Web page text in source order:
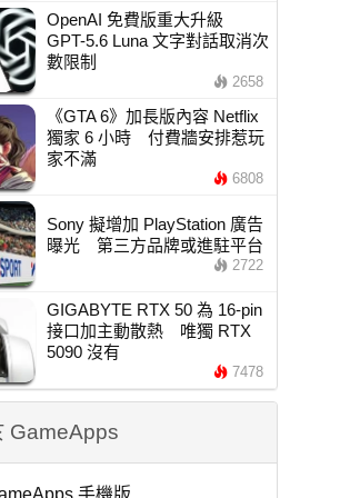
OpenAI 免費版重大升級
GPT-5.6 Luna 文字對話取消次
數限制
2658
《GTA 6》加長版內容 Netflix
獨家 6 小時 付費牆安排惹玩
家不滿
6808
Sony 擬增加 PlayStation 廣告
曝光 第三方品牌或進駐平台
2722
GIGABYTE RTX 50 為 16-pin
接口加主動散熱 唯獨 RTX
5090 沒有
7478
GameApps
手機版